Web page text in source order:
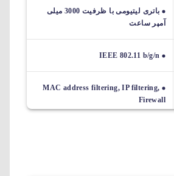
باتری لیتیومی با ظرفیت 3000 میلی
آمپر ساعت
IEEE 802.11 b/g/n
MAC address filtering, IP filtering,
Firewall